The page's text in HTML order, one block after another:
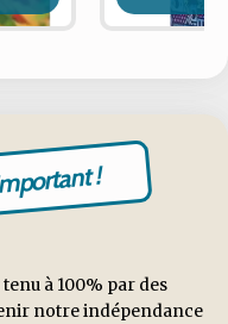
!
à 100% par des
notre indépendance